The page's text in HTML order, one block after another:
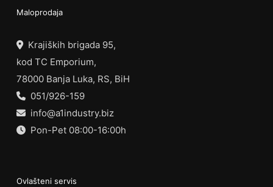
Maloprodaja
Krajiških brigada 95,
kod TC Emporium,
78000 Banja Luka, RS, BiH
051/926-159
info@a1industry.biz
Pon-Pet 08:00-16:00h
Ovlašteni servis